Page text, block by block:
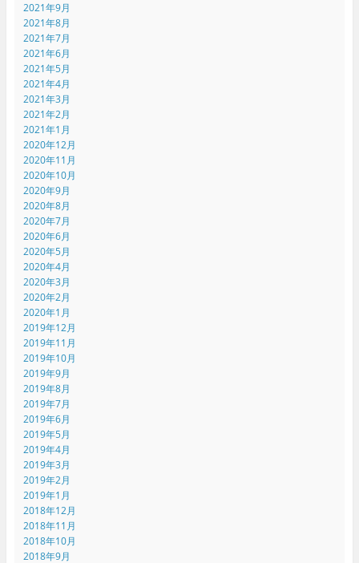
2021年9月
2021年8月
2021年7月
2021年6月
2021年5月
2021年4月
2021年3月
2021年2月
2021年1月
2020年12月
2020年11月
2020年10月
2020年9月
2020年8月
2020年7月
2020年6月
2020年5月
2020年4月
2020年3月
2020年2月
2020年1月
2019年12月
2019年11月
2019年10月
2019年9月
2019年8月
2019年7月
2019年6月
2019年5月
2019年4月
2019年3月
2019年2月
2019年1月
2018年12月
2018年11月
2018年10月
2018年9月